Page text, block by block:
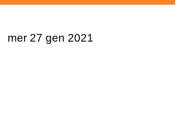
mer 27 gen 2021